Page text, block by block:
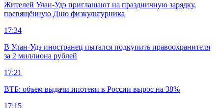
Жителей Улан-Удэ приглашают на праздничную зарядку,
посвящённую Дню физкультурника
17:34
В Улан-Удэ иностранец пытался подкупить правоохранителя
за 2 миллиона рублей
17:21
ВТБ: объем выдачи ипотеки в России вырос на 38%
17:15